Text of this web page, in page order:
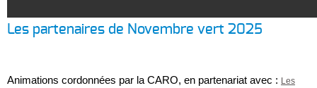
Les partenaires de Novembre vert 2025
Animations cordonnées par la CARO, en partenariat avec : Les